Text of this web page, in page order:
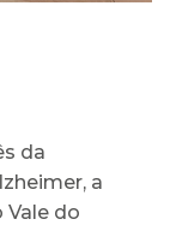
da
a
Vale do